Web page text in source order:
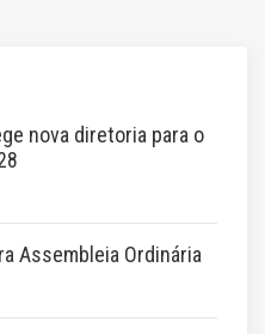
nova diretoria para o
Assembleia Ordinária